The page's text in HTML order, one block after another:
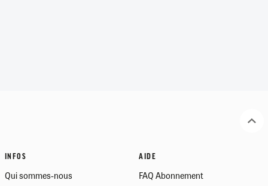
INFOS
Qui sommes-nous
AIDE
FAQ Abonnement